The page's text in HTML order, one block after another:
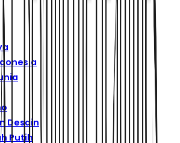
Desain
Putih